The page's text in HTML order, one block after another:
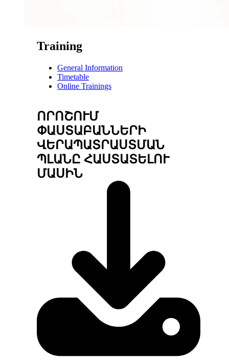
Training
General Information
Timetable
Online Trainings
ՈՐՈՇՈՒՄ
ՓԱՍՏԱԲԱՆՆԵՐԻ
ՎԵՐԱՊԱՏՐԱՍՏՄԱՆ
ՊԼԱՆԸ ՀԱՍՏԱՏԵԼՈՒ
ՄԱՍԻՆ